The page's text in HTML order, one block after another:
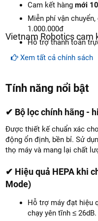
Vietnam Robotics cam
Cam kết hàngmới
Miễn phí vận
1.000.000đ
Hỗ trợ thanh toán
Xem tất cả chính sách
Tính năng nổi bật
✔ Bộ lọc chính hãng -
Được thiết kế chuẩn xác
động ổn định, bền bỉ. Sử
thọ máy và mang lại chất
✔ Hiệu quả HEPA khi
Mode)
Hỗ trợ máy đạt hiệu
chạy yên tĩnh ≤ 26dB.